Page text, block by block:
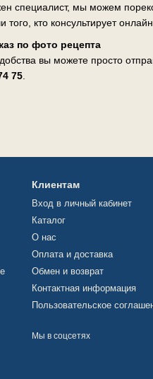
специалист, мы можем
того, кто консультирует онлайн.
по фото рецепта
вы можете просто
75.
Клиентам
Вход в личный кабинет
Каталог
О нас
Оплата и доставка
Обмен и возврат
Контактная информация
Пользовательское
Мы в соцсетях